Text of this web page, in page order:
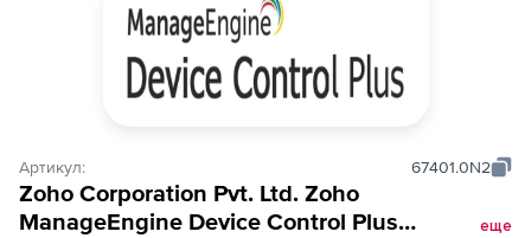
Артикул: 67401.0N2
Zoho Corporation Pvt. Ltd. Zoho
ManageEngine Device Control Plus
еще